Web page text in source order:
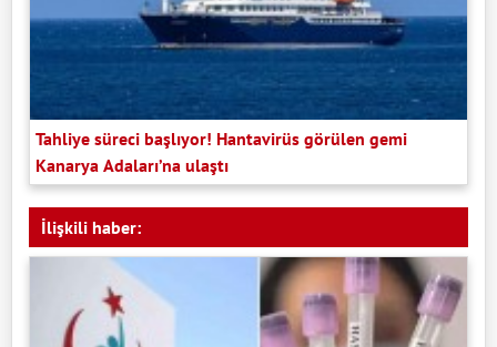
Tahliye süreci başlıyor! Hantavirüs görülen gemi
Kanarya Adaları’na ulaştı
İlişkili haber: